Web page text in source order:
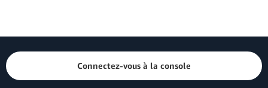
Connectez-vous à la console